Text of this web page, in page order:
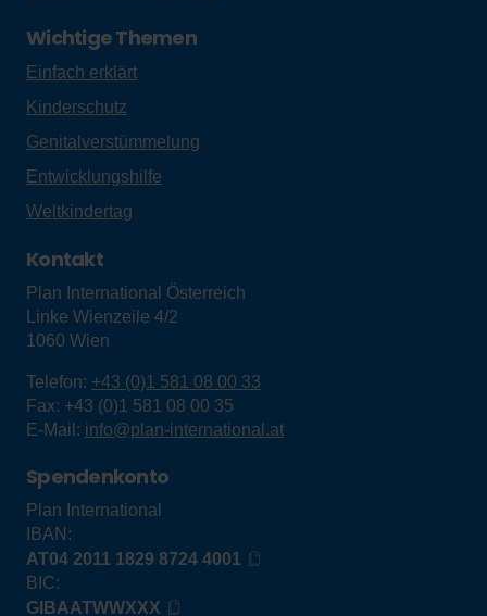
Wichtige Themen
Einfach erklärt
Kinderschutz
Genitalverstümmelung
Entwicklungshilfe
Weltkindertag
Kontakt
Plan International Österreich
Linke Wienzeile 4/2
1060 Wien
Telefon: +43 (0)1 581 08 00 33
Fax: +43 (0)1 581 08 00 35
E-Mail: info@plan-international.at
Spendenkonto
Plan International
IBAN:
AT04 2011 1829 8724 4001
BIC:
GIBAATWWXXX